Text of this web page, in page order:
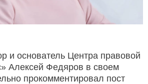
и основатель Центра правовой
Алексей Федяров в своем
прокомментировал пост